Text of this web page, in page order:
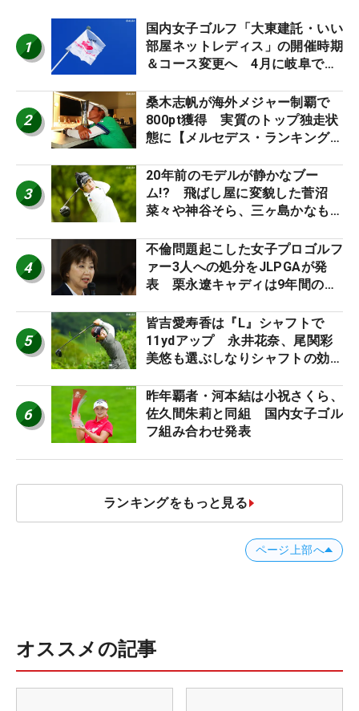
1
国内女子ゴルフ「大東建託・いい
部屋ネットレディス」の開催時期
＆コース変更へ 4月に岐阜で開
2
桑木志帆が海外メジャー制覇で
800pt獲得 実質のトップ独走状
態に【メルセデス・ランキング番
3
20年前のモデルが静かなブー
ム!? 飛ばし屋に変貌した菅沼
菜々や神谷そら、三ヶ島かなも使
ロたちの“飛ばしギア”】
4
不倫問題起こした女子プロゴルフ
ァー3人への処分をJLPGAが発
表 栗永遼キャディは9年間の立
5
皆吉愛寿香は『L』シャフトで
11ydアップ 永井花奈、尾関彩
美悠も選ぶしなりシャフトの効果
ア”】
6
昨年覇者・河本結は小祝さくら、
佐久間朱莉と同組 国内女子ゴル
フ組み合わせ発表
ランキングをもっと見る
ページ上部へ
オススメの記事